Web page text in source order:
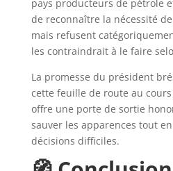
pays producteurs de pétrole
de reconnaître la nécessité
mais refusent
les contraindrait à le faire
La promesse du président
cette feuille de route au cours
offre une porte de sortie
sauver les apparences tout
décisions difficiles.